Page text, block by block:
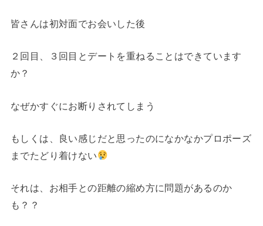
皆さんは初対面でお会いした後
２回目、３回目とデートを重ねることはできています
か？
なぜかすぐにお断りされてしまう
もしくは、良い感じだと思ったのになかなかプロポーズ
までたどり着けない
それは、お相手との距離の縮め方に問題があるのか
も？？